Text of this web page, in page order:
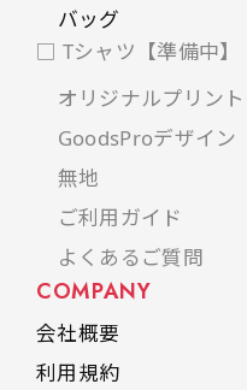
バッグ
□ Tシャツ【準備中】
オリジナルプリント
GoodsProデザイン
無地
ご利用ガイド
よくあるご質問
COMPANY
会社概要
利用規約